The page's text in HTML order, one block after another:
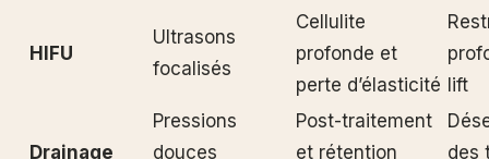
HIFU
Ultrasons
focalisés
Cellulite
profonde et
perte d’élasticité lift
Drainage
Pressions
douces
Post-traitement
et rétention
des